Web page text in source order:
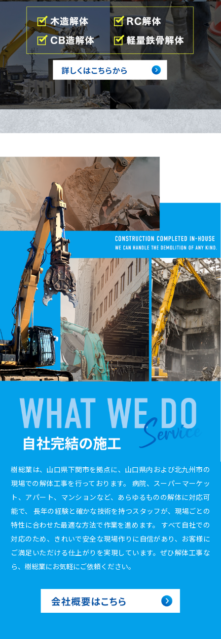
樹総業は、山口県下関市を拠点に、山口県内および北九州市の
現場での解体工事を行っております。 病院、スーパーマーケッ
ト、アパート、マンションなど、あらゆるものの解体に対応可
能で、 長年の経験と確かな技術を持つスタッフが、現場ごとの
特性に合わせた最適な方法で作業を進めます。 すべて自社での
対応のため、きれいで安全な現場作りに自信があり、お客様に
ご満足いただける仕上がりを実現しています。ぜひ解体工事な
ら、樹総業にお気軽にご依頼ください。